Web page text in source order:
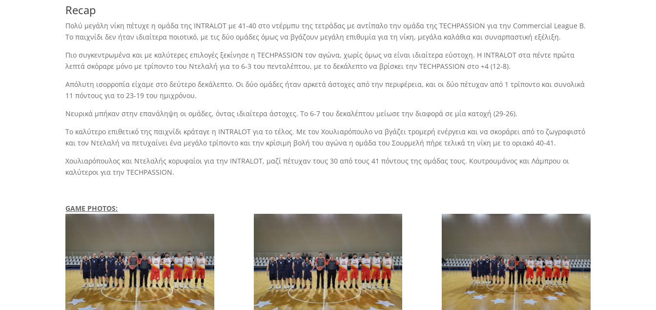
Recap
Πολύ μεγάλη νίκη πέτυχε η ομάδα της INTRALOT με 41-40 στο ντέρμπυ της τετράδας με αντίπαλο την ομάδα της TECHPASSION για την Commercial League B.
Το παιχνίδι δεν ήταν ιδιαίτερα ποιοτικό, με τις δύο ομάδες όμως να βγάζουν μεγάλη επιθυμία για τη νίκη, μεγάλα καλάθια και συναρπαστική εξέλιξη.
Πιο συγκεντρωμένα και με καλύτερες επιλογές ξεκίνησε η TECHPASSION τον αγώνα, χωρίς όμως να είναι ιδιαίτερα εύστοχη. Η INTRALOT στα πέντε πρώτα
λεπτά σκόραρε μόνο με τρίποντο του Ντελαλή για το 6-3 του πενταλέπτου, με το δεκάλεπτο να βρίσκει την TECHPASSION στο +4 (12-8).
Απόλυτη ισορροπία είχαμε στο δεύτερο δεκάλεπτο. Οι δύο ομάδες ήταν αρκετά άστοχες από την περιφέρεια, και οι δύο πέτυχαν από 1 τρίποντο και συνολικά
11 πόντους για το 23-19 του ημιχρόνου.
Νευρικά μπήκαν στην επανάληψη οι ομάδες, όντας ιδιαίτερα άστοχες. Το 6-7 του δεκαλέπτου μείωσε την διαφορά σε μία κατοχή (29-26).
Το καλύτερο επιθετικό της παιχνίδι κράταγε η INTRALOT για το τέλος. Με τον Χουλιαρόπουλο να βγάζει τρομερή ενέργεια και να σκοράρει από το ζωγραφιστό
και τον Ντελαλή να πετυχαίνει ένα μεγάλο τρίποντο και την κρίσιμη βολή του αγώνα η ομάδα του Σουρμελή πήρε τελικά τη νίκη με το οριακό 40-41.
Χουλιαρόπουλος και Ντελαλής κορυφαίοι για την INTRALOT, μαζί πέτυχαν τους 30 από τους 41 πόντους της ομάδας τους. Κουτρουμάνος και Λάμπρου οι
καλύτεροι για την TECHPASSION.
GAME PHOTOS: